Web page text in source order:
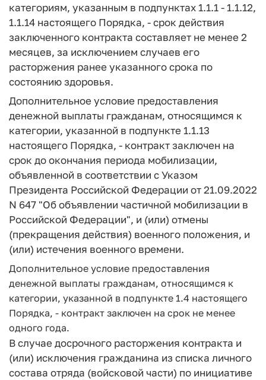
категориям, указанным в подпунктах 1.1.1 - 1.1.12,
1.1.14 настоящего Порядка, - срок действия
заключенного контракта составляет не менее 2
месяцев, за исключением случаев его
расторжения ранее указанного срока по
состоянию здоровья.
Дополнительное условие предоставления
денежной выплаты гражданам, относящимся к
категории, указанной в подпункте 1.1.13
настоящего Порядка, - контракт заключен на
срок до окончания периода мобилизации,
объявленной в соответствии с Указом
Президента Российской Федерации от 21.09.2022
N 647 "Об объявлении частичной мобилизации в
Российской Федерации", и (или) отмены
(прекращения действия) военного положения, и
(или) истечения военного времени.
Дополнительное условие предоставления
денежной выплаты гражданам, относящимся к
категории, указанной в подпункте 1.4 настоящего
Порядка, - контракт заключен на срок не менее
одного года.
В случае досрочного расторжения контракта и
(или) исключения гражданина из списка личного
состава отряда (войсковой части) по инициативе